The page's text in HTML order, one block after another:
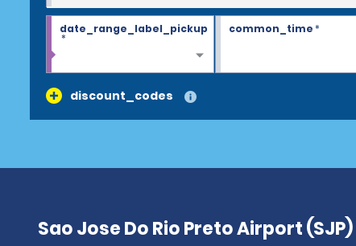
date_range_label_pickup
*
common_time*
discount_codes
Sao Jose Do Rio Preto Airport (SJP)